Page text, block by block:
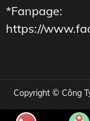
*Fanpage:
https://
Copyright © Công